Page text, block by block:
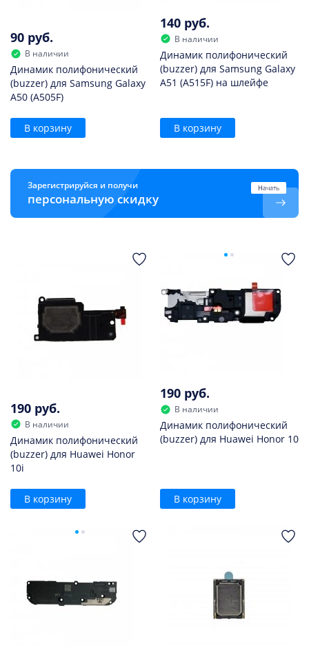
90 руб.
В наличии
Динамик полифонический
(buzzer) для Samsung Galaxy
A50 (A505F)
В корзину
140 руб.
В наличии
Динамик полифонический
(buzzer) для Samsung Galaxy
A51 (A515F) на шлейфе
В корзину
Зарегистрируйся и получи
персональную скидку
Начать
190 руб.
В наличии
Динамик полифонический
(buzzer) для Huawei Honor
10i
В корзину
190 руб.
В наличии
Динамик полифонический
(buzzer) для Huawei Honor 10
В корзину